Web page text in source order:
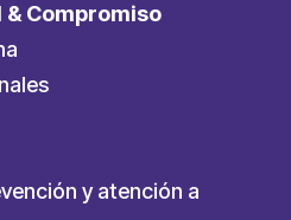
Compromiso
y atención a